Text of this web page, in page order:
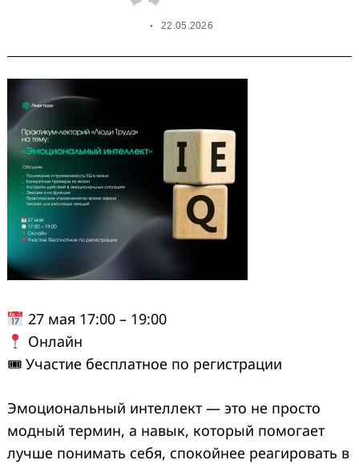
22.05.2026
27 мая 17:00 – 19:00
Онлайн
🎟 Участие бесплатное по регистрации
Эмоциональный интеллект — это не просто
модный термин, а навык, который помогает
лучше понимать себя, спокойнее реагировать в